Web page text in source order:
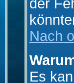
der
Nach
Es